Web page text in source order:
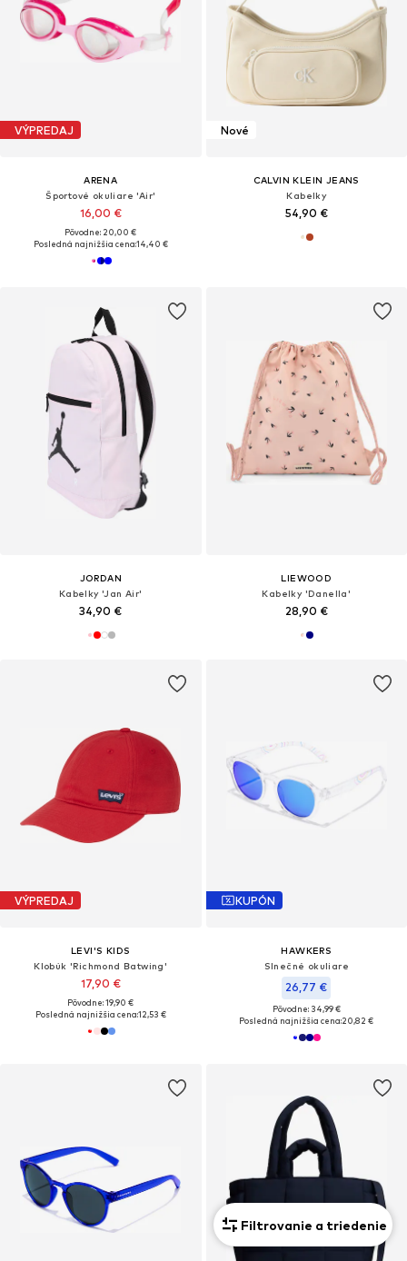
VÝPREDAJ
ARENA
Športové okuliare 'Air'
16,00 €
Pôvodne: 20,00 €
Posledná najnižšia cena:14,40 €
Nové
CALVIN KLEIN JEANS
Kabelky
54,90 €
JORDAN
Kabelky 'Jan Air'
34,90 €
LIEWOOD
Kabelky 'Danella'
28,90 €
VÝPREDAJ
LEVI'S KIDS
Klobúk 'Richmond Batwing'
17,90 €
Pôvodne: 19,90 €
Posledná najnižšia cena:12,53 €
KUPÓN
HAWKERS
Slnečné okuliare
26,77 €
Pôvodne: 34,99 €
Posledná najnižšia cena:20,82 €
Filtrovanie a triedenie